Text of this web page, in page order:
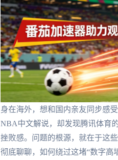
身在海外，想和国内亲友同步感
NBA中文解说，却发现腾讯体育
挫败感。问题的根源，就在于这
彻底聊聊，如何绕过这堵“数字高